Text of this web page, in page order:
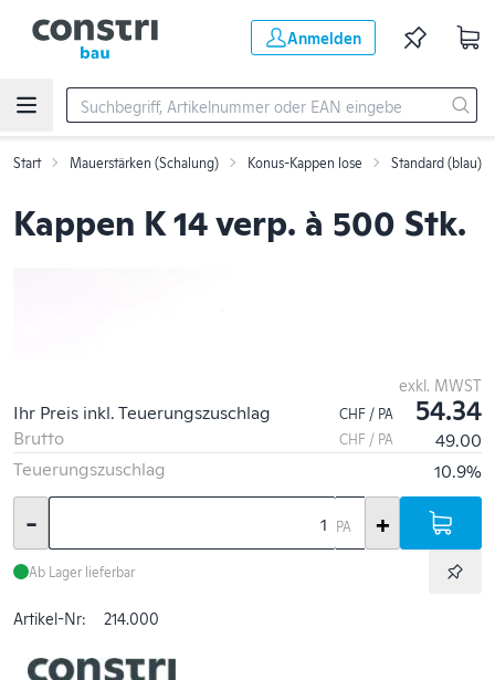
Anmelden
Start Mauerstärken (Schalung) Konus-Kappen lose Standard (blau)
Kappen K 14 verp. à 500 Stk.
exkl. MWST
Ihr Preis inkl. Teuerungszuschlag CHF / PA 54.34
Brutto CHF / PA
49.00
Teuerungszuschlag
10.9%
- PA +
Ab Lager lieferbar
Artikel-Nr: 214.000